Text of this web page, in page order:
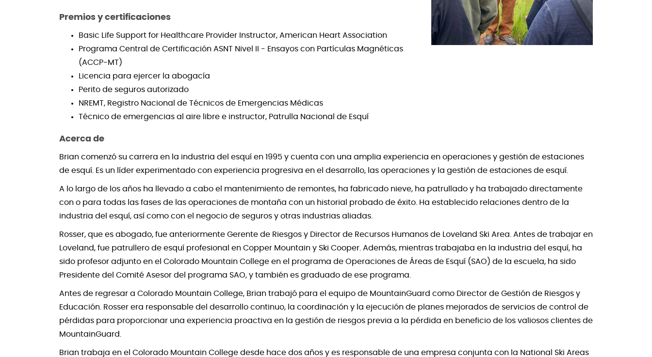
Premios y certificaciones
Basic Life Support for Healthcare Provider Instructor, American Heart Association
Programa Central de Certificación ASNT Nivel II - Ensayos con Partículas Magnéticas
(ACCP-MT)
Licencia para ejercer la abogacía
Perito de seguros autorizado
NREMT, Registro Nacional de Técnicos de Emergencias Médicas
Técnico de emergencias al aire libre e instructor, Patrulla Nacional de Esquí
Acerca de
Brian comenzó su carrera en la industria del esquí en 1995 y cuenta con una amplia experiencia en operaciones y gestión de estaciones
de esquí. Es un líder experimentado con experiencia progresiva en el desarrollo, las operaciones y la gestión de estaciones de esquí.
A lo largo de los años ha llevado a cabo el mantenimiento de remontes, ha fabricado nieve, ha patrullado y ha trabajado directamente
con o para todas las fases de las operaciones de montaña con un historial probado de éxito. Ha establecido relaciones dentro de la
industria del esquí, así como con el negocio de seguros y otras industrias aliadas.
Rosser, que es abogado, fue anteriormente Gerente de Riesgos y Director de Recursos Humanos de Loveland Ski Area. Antes de trabajar en
Loveland, fue patrullero de esquí profesional en Copper Mountain y Ski Cooper. Además, mientras trabajaba en la industria del esquí, ha
sido profesor adjunto en el Colorado Mountain College en el programa de Operaciones de Áreas de Esquí (SAO) de la escuela, ha sido
Presidente del Comité Asesor del programa SAO, y también es graduado de ese programa.
Antes de regresar a Colorado Mountain College, Brian trabajó para el equipo de MountainGuard como Director de Gestión de Riesgos y
Educación. Rosser era responsable del desarrollo continuo, la coordinación y la ejecución de planes mejorados de servicios de control de
pérdidas para proporcionar una experiencia proactiva en la gestión de riesgos previa a la pérdida en beneficio de los valiosos clientes de
MountainGuard.
Brian trabaja en el Colorado Mountain College desde hace dos años y es responsable de una empresa conjunta con la National Ski Areas